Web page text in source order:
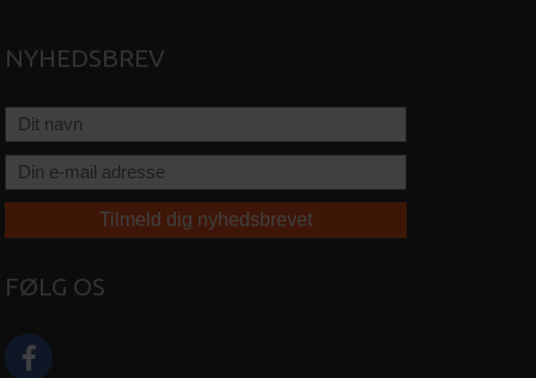
NYHEDSBREV
FØLG OS